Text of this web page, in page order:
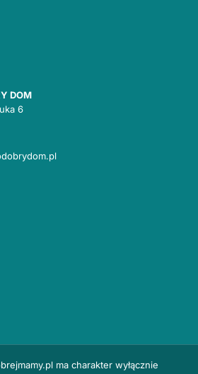
DOM
6
ma charakter wyłącznie